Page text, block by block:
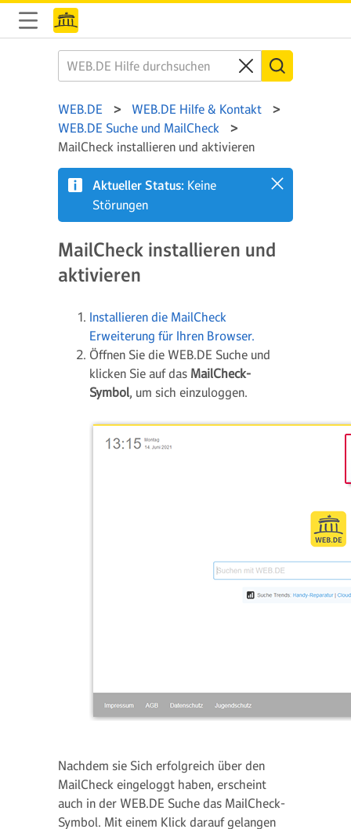
WEB.DE
WEB.DE Hilfe & Kontakt
WEB.DE Suche und MailCheck
MailCheck installieren und aktivieren
Aktueller Status: Keine
Störungen
MailCheck installieren und
aktivieren
Installieren die MailCheck
Erweiterung für Ihren Browser.
Öffnen Sie die WEB.DE Suche und
klicken Sie auf das MailCheck-
Symbol, um sich einzuloggen.
Nachdem sie Sich erfolgreich über den
MailCheck eingeloggt haben, erscheint
auch in der WEB.DE Suche das MailCheck-
Symbol. Mit einem Klick darauf gelangen